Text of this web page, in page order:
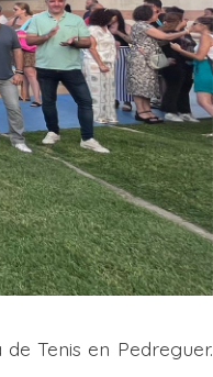
Tenis en Pedreguer.